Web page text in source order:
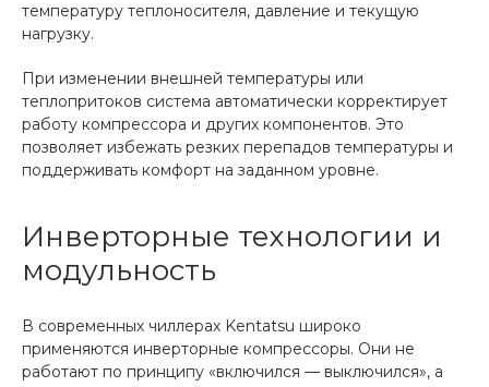
температуру теплоносителя, давление и текущую
нагрузку.
При изменении внешней температуры или
теплопритоков система автоматически корректирует
работу компрессора и других компонентов. Это
позволяет избежать резких перепадов температуры и
поддерживать комфорт на заданном уровне.
Инверторные технологии и
модульность
В современных чиллерах Kentatsu широко
применяются инверторные компрессоры. Они не
работают по принципу «включился — выключился», а